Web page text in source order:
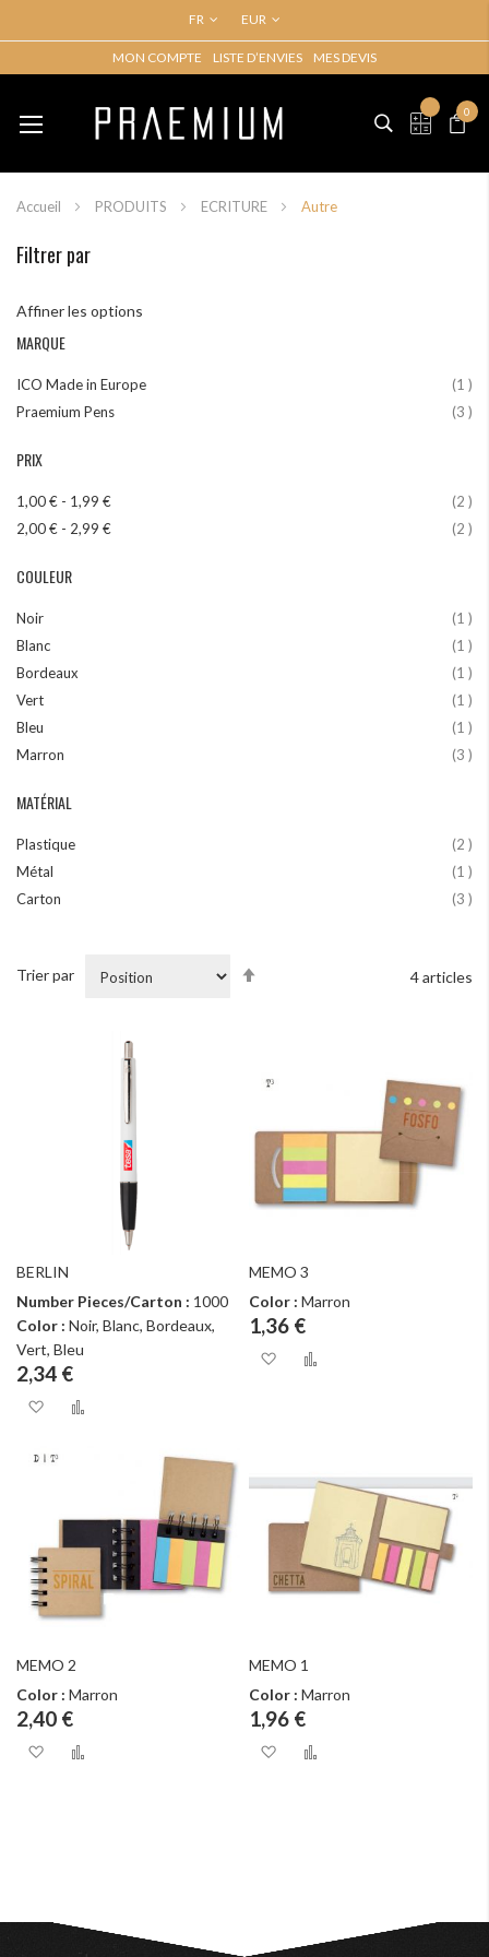
FR EUR
MON COMPTE LISTE D’ENVIES MES DEVIS
0
My
Accueil PRODUITS ECRITURE Autre
Filtrer par
Affiner les options
MARQUE
ICO Made in Europe 1
Praemium Pens
3
PRIX
1,00 € - 1,99 € 2
2,00 € - 2,99 € 2
COULEUR
Noir 1
Blanc
1
Bordeaux
1
Vert
1
Bleu
1
Marron
3
MATÉRIAL
Plastique 2
Métal
1
Carton
3
4articles
Trier par
BERLIN
Number Pieces/Carton : 1000
Color : Noir, Blanc, Bordeaux,
Vert, Bleu
2,34 €
Ajouter à ma liste d’envie
MEMO 3
Color :Marron
1,36 €
Ajouter à ma liste
MEMO 2
Color : Marron
2,40 €
Ajouter à ma liste d’envie
Ajouter au comparateur
MEMO 1
Color :Marron
1,96 €
Ajouter à ma liste